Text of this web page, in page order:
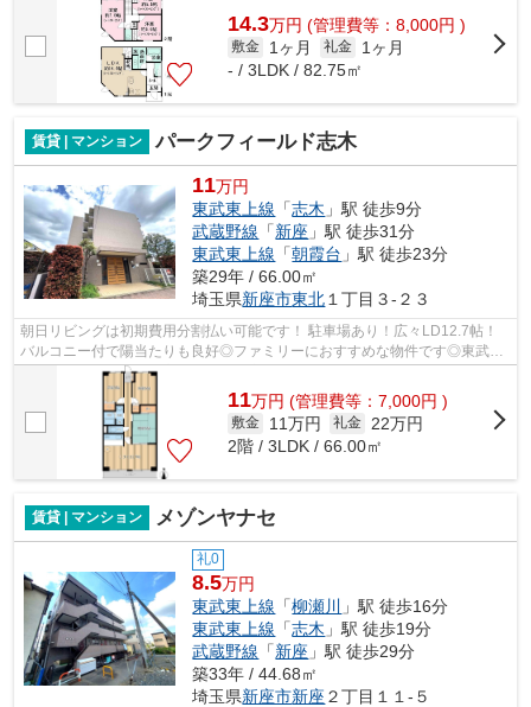
14.3万円 (管理費等：8,000円 )
敷金 1ヶ月 礼金
1ヶ月
- / 3LDK / 82.75㎡
賃貸 | マンション パークフィールド志木
11万円
東武東上線 「志木 」駅 徒歩9分
武蔵野線 「新座 」駅 徒歩31分
東武東上線 「朝霞台 」駅 徒歩23分
築29年 / 66.00㎡
埼玉県新座市東北 １丁目３-２３
朝日リビングは初期費用分割払い可能です！ 駐車場あり！広々LD12.7帖！
バルコニー付で陽当たりも良好◎ファミリーにおすすめな物件です◎東武東
上線・有楽町線・副都心線利用可で交通が...
11万円 (管理費等：7,000円 )
敷金 11万円 礼金
22万円
2階 / 3LDK / 66.00㎡
賃貸 | マンション メゾンヤナセ
礼0
8.5万円
東武東上線 「柳瀬川
」駅 徒歩16分
東武東上線 「志木 」駅 徒歩19分
武蔵野線 「新座 」駅 徒歩29分
築33年 / 44.68㎡
埼玉県新座市新座 ２丁目１１-５